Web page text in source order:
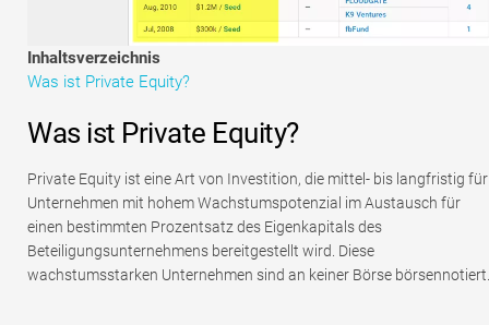
Tutorials zur Finanzmodellierung
Vollständige Form
Inhaltsverzeichnis
Was ist Private Equity?
Was ist Private Equity?
Private Equity ist eine Art von Investition, die mittel- bis langfristig für
Unternehmen mit hohem Wachstumspotenzial im Austausch für
einen bestimmten Prozentsatz des Eigenkapitals des
Beteiligungsunternehmens bereitgestellt wird. Diese
wachstumsstarken Unternehmen sind an keiner Börse börsennotiert.